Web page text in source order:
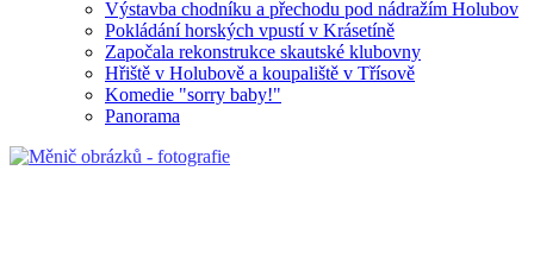
Výstavba chodníku a přechodu pod nádražím Holubov
Pokládání horských vpustí v Krásetíně
Započala rekonstrukce skautské klubovny
Hřiště v Holubově a koupaliště v Třísově
Komedie "sorry baby!"
Panorama